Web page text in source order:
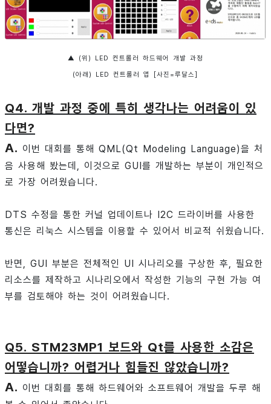
▲ (위) LED 컨트롤러 하드웨어 개발 과정
(아래) LED 컨트롤러 앱 [사진=루달스]
Q4. 개발 과정 중에 특히 생각나는 어려움이 있
다면?
A. 이번 대회를 통해 QML(Qt Modeling Language)을 처
음 사용해 봤는데, 이것으로 GUI를 개발하는 부분이 개인적으
로 가장 어려웠습니다.
DTS 수정을 통한 커널 업데이트나 I2C 드라이버를 사용한
통신은 리눅스 시스템을 이용할 수 있어서 비교적 쉬웠습니다.
반면, GUI 부분은 전체적인 UI 시나리오를 구상한 후, 필요한
리소스를 제작하고 시나리오에서 작성한 기능의 구현 가능 여
부를 검토해야 하는 것이 어려웠습니다.
Q5. STM23MP1 보드와 Qt를 사용한 소감은
어떻습니까? 어렵거나 힘들진 않았습니까?
A. 이번 대회를 통해 하드웨어와 소프트웨어 개발을 두루 해